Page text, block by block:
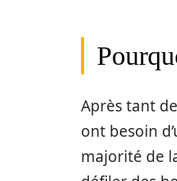
Après tant
ont besoin
majorité de